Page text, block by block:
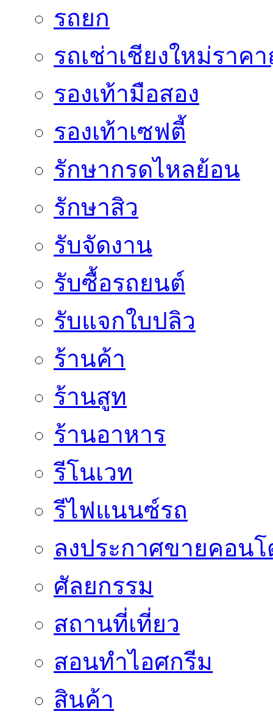
รถยก
รถเช่าเชียงใหม่ราค
รองเท้ามือสอง
รองเท้าเซฟตี้
รักษากรดไหลย้อน
รักษาสิว
รับจัดงาน
รับซื้อรถยนต์
รับแจกใบปลิว
ร้านค้า
ร้านสูท
ร้านอาหาร
รีโนเวท
รีไฟแนนซ์รถ
ลงประกาศขายคอน
ศัลยกรรม
สถานที่เที่ยว
สอนทำไอศกรีม
สินค้า